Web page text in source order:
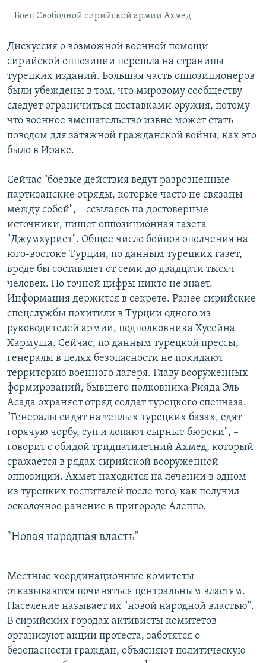
Боец Свободной сирийской армии Ахмед
Дискуссия о возможной военной помощи
сирийской оппозиции перешла на страницы
турецких изданий. Большая часть оппозиционеров
были убеждены в том, что мировому сообществу
следует ограничиться поставками оружия, потому
что военное вмешательство извне может стать
поводом для затяжной гражданской войны, как это
было в Ираке.
Сейчас "боевые действия ведут разрозненные
партизанские отряды, которые часто не связаны
между собой", – ссылаясь на достоверные
источники, пишет оппозиционная газета
"Джумхуриет". Общее число бойцов ополчения на
юго-востоке Турции, по данным турецких газет,
вроде бы составляет от семи до двадцати тысяч
человек. Но точной цифры никто не знает.
Информация держится в секрете. Ранее сирийские
спецслужбы похитили в Турции одного из
руководителей армии, подполковника Хусейна
Хармуша. Сейчас, по данным турецкой прессы,
генералы в целях безопасности не покидают
территорию военного лагеря. Главу вооруженных
формирований, бывшего полковника Рияда Эль
Асада охраняет отряд солдат турецкого спецназа.
"Генералы сидят на теплых турецких базах, едят
горячую чорбу, суп и лопают сырные бюреки", –
говорит с обидой тридцатилетний Ахмед, который
сражается в рядах сирийской вооруженной
оппозиции. Ахмет находится на лечении в одном
из турецких госпиталей после того, как получил
осколочное ранение в пригороде Алеппо.
"Новая народная власть"
Местные координационные комитеты
отказываются починяться центральным властям.
Население называет их "новой народной властью".
В сирийских городах активисты комитетов
организуют акции протеста, заботятся о
безопасности граждан, объясняют политическую